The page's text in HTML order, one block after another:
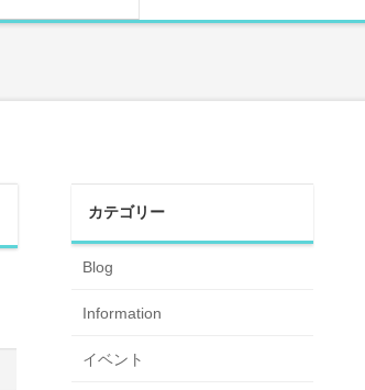
カテゴリー
Blog
Information
イベント